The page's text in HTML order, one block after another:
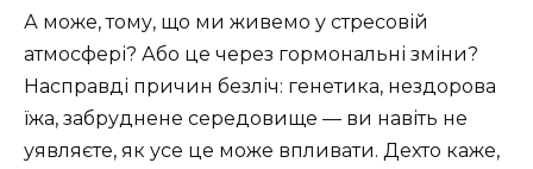
А може, тому, що ми живемо у стресовій
атмосфері? Або це через гормональні зміни?
Насправді причин безліч: генетика, нездорова
їжа, забруднене середовище — ви навіть не
уявляєте, як усе це може впливати. Дехто каже,